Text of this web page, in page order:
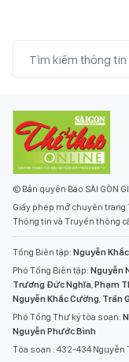
© Bản quyền Báo SÀI GÒN
Giấy phép mở chuyên trang
Thông tin và Truyền thông
Tổng Biên tập: Nguyễn
Phó Tổng Biên tập: Nguyễn
Trương Đức Nghĩa,Phạm
Nguyễn Khắc Cường, Trần
Phó Tổng Thư ký tòa soạn:
Nguyễn Phước Bình
Tòa soạn : 432-434 Nguyễn